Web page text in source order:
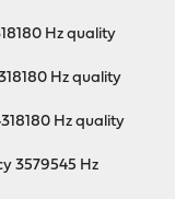
Hz quality
Hz quality
Hz quality
3579545 Hz